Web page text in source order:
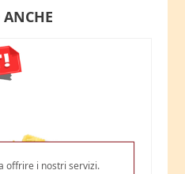
offrire i nostri servizi.